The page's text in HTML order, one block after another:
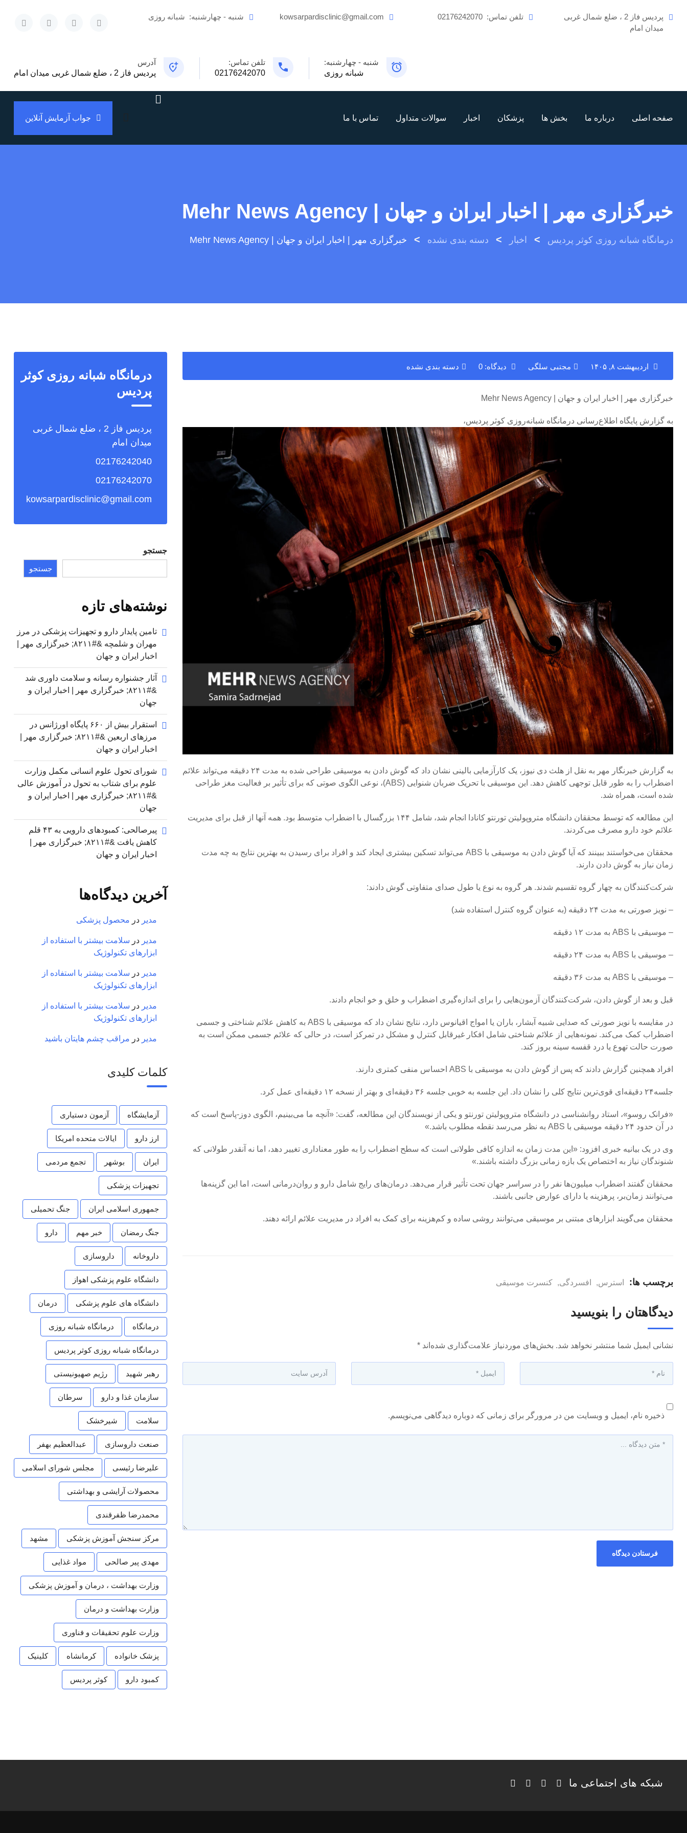
پردیس فاز 2 ، ضلع شمال غربی
میدان امام
تلفن تماس: 02176242070
kowsarpardisclinic@gmail.com شنبه - چهارشنبه: شبانه روزی
شنبه - چهارشنبه:
شبانه روزی
تلفن تماس:
02176242070
آدرس
پردیس فاز 2 ، ضلع شمال غربی میدان امام
صفحه اصلی درباره ما بخش ها پزشکان اخبار سوالات متداول تماس با ما جواب آزمایش آنلاین
خبرگزاری مهر | اخبار ایران و جهان | Mehr News Agency
درمانگاه شبانه روزی کوثر پردیس > اخبار > دسته بندی نشده > خبرگزاری مهر | اخبار ایران و جهان | Mehr News Agency
اردیبهشت ۸, ۱۴۰۵ مجتبی سلگی دیدگاه: 0 دسته بندی نشده
خبرگزاری مهر | اخبار ایران و جهان | Mehr News Agency
به گزارش پایگاه اطلاع‌رسانی درمانگاه شبانه‌روزی کوثر پردیس،
به گزارش خبرنگار مهر به نقل از هلث دی نیوز، یک کارآزمایی بالینی نشان داد که گوش دادن به موسیقی طراحی شده به مدت ۲۴ دقیقه می‌تواند علائم
اضطراب را به طور قابل توجهی کاهش دهد. این موسیقی با تحریک ضربان شنوایی (ABS)، نوعی الگوی صوتی که برای تأثیر بر فعالیت مغز طراحی
شده است، همراه شد.
این مطالعه که توسط محققان دانشگاه متروپولیتن تورنتو کانادا انجام شد، شامل ۱۴۴ بزرگسال با اضطراب متوسط بود. همه آنها از قبل برای مدیریت
علائم خود دارو مصرف می‌کردند.
محققان می‌خواستند ببینند که آیا گوش دادن به موسیقی با ABS می‌تواند تسکین بیشتری ایجاد کند و افراد برای رسیدن به بهترین نتایج به چه مدت
زمان نیاز به گوش دادن دارند.
شرکت‌کنندگان به چهار گروه تقسیم شدند. هر گروه به نوع یا طول صدای متفاوتی گوش دادند:
– نویز صورتی به مدت ۲۴ دقیقه (به عنوان گروه کنترل استفاده شد)
– موسیقی با ABS به مدت ۱۲ دقیقه
– موسیقی با ABS به مدت ۲۴ دقیقه
– موسیقی با ABS به مدت ۳۶ دقیقه
قبل و بعد از گوش دادن، شرکت‌کنندگان آزمون‌هایی را برای اندازه‌گیری اضطراب و خلق و خو انجام دادند.
در مقایسه با نویز صورتی که صدایی شبیه آبشار، باران یا امواج اقیانوس دارد، نتایج نشان داد که موسیقی با ABS به کاهش علائم شناختی و جسمی
اضطراب کمک می‌کند. نمونه‌هایی از علائم شناختی شامل افکار غیرقابل کنترل و مشکل در تمرکز است، در حالی که علائم جسمی ممکن است به
صورت حالت تهوع یا درد قفسه سینه بروز کند.
افراد همچنین گزارش دادند که پس از گوش دادن به موسیقی با ABS احساس منفی کمتری دارند.
جلسه۲۴ دقیقه‌ای قوی‌ترین نتایج کلی را نشان داد. این جلسه به خوبی جلسه ۳۶ دقیقه‌ای و بهتر از نسخه ۱۲ دقیقه‌ای عمل کرد.
«فرانک روسو»، استاد روانشناسی در دانشگاه متروپولیتن تورنتو و یکی از نویسندگان این مطالعه، گفت: «آنچه ما می‌بینیم، الگوی دوز-پاسخ است که
در آن حدود ۲۴ دقیقه موسیقی با ABS به نظر می‌رسد نقطه مطلوب باشد.»
وی در یک بیانیه خبری افزود: «این مدت زمان به اندازه کافی طولانی است که سطح اضطراب را به طور معناداری تغییر دهد، اما نه آنقدر طولانی که
شنوندگان نیاز به اختصاص یک بازه زمانی بزرگ داشته باشند.»
محققان گفتند اضطراب میلیون‌ها نفر را در سراسر جهان تحت تأثیر قرار می‌دهد. درمان‌های رایج شامل دارو و روان‌درمانی است، اما این گزینه‌ها
می‌توانند زمان‌بر، پرهزینه یا دارای عوارض جانبی باشند.
محققان می‌گویند ابزارهای مبتنی بر موسیقی می‌توانند روشی ساده و کم‌هزینه برای کمک به افراد در مدیریت علائم ارائه دهند.
برچسب ها: استرس, افسردگی, کنسرت موسیقی
دیدگاهتان را بنویسید
نشانی ایمیل شما منتشر نخواهد شد. بخش‌های موردنیاز علامت‌گذاری شده‌اند *
ذخیره نام، ایمیل و وبسایت من در مرورگر برای زمانی که دوباره دیدگاهی می‌نویسم.
درمانگاه شبانه روزی کوثر
پردیس
پردیس فاز 2 ، ضلع شمال غربی
میدان امام
02176242040
02176242070
kowsarpardisclinic@gmail.com
جستجو
جستجو
نوشته‌های تازه
تامین پایدار دارو و تجهیزات پزشکی در مرز
مهران و شلمچه &#۸۲۱۱; خبرگزاری مهر |
اخبار ایران و جهان
آثار جشنواره رسانه و سلامت داوری شد
&#۸۲۱۱; خبرگزاری مهر | اخبار ایران و
جهان
استقرار بیش از ۶۶۰ پایگاه اورژانس در
مرزهای اربعین &#۸۲۱۱; خبرگزاری مهر |
اخبار ایران و جهان
شورای تحول علوم انسانی مکمل وزارت
علوم برای شتاب به تحول در آموزش عالی
&#۸۲۱۱; خبرگزاری مهر | اخبار ایران و
جهان
پیرصالحی: کمبودهای دارویی به ۴۳ قلم
کاهش یافت &#۸۲۱۱; خبرگزاری مهر |
اخبار ایران و جهان
آخرین دیدگاه‌ها
مدیر در محصول پزشکی
مدیر در سلامت بیشتر با استفاده از
ابزارهای تکنولوژیک
مدیر در سلامت بیشتر با استفاده از
ابزارهای تکنولوژیک
مدیر در سلامت بیشتر با استفاده از
ابزارهای تکنولوژیک
مدیر در مراقب چشم هایتان باشید
کلمات کلیدی
آزمایشگاه آزمون دستیاری
ارز دارو ایالات متحده امریکا
ایران بوشهر تجمع مردمی
تجهیزات پزشکی
جمهوری اسلامی ایران جنگ تحمیلی
جنگ رمضان خبر مهم دارو
داروخانه داروسازی
دانشگاه علوم پزشکی اهواز
دانشگاه های علوم پزشکی درمان
درمانگاه درمانگاه شبانه روزی
درمانگاه شبانه روزی کوثر پردیس
رهبر شهید رژیم صهیونیستی
سازمان غذا و دارو سرطان
سلامت شیرخشک
صنعت داروسازی عبدالعظیم بهفر
علیرضا رئیسی مجلس شورای اسلامی
محصولات آرایشی و بهداشتی
محمدرضا ظفرقندی
مرکز سنجش آموزش پزشکی مشهد
مهدی پیر صالحی مواد غذایی
وزارت بهداشت ، درمان و آموزش پزشکی
وزارت بهداشت و درمان
وزارت علوم تحقیقات و فناوری
پزشک خانواده کرمانشاه کلینیک
کمبود دارو کوثر پردیس
شبکه های اجتماعی ما